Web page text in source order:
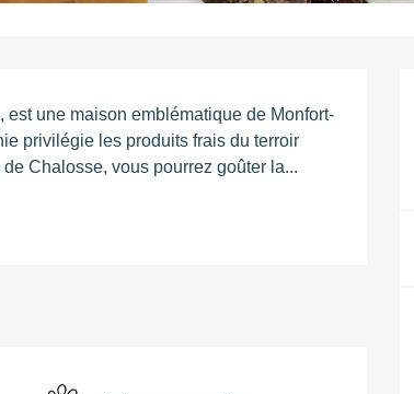
est une maison emblématique de Monfort-
privilégie les produits frais du terroir
Chalosse, vous pourrez goûter la...